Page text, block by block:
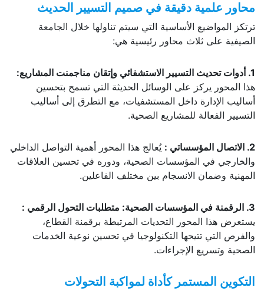
محاور علمية دقيقة في صميم التسيير الحديث
ترتكز المواضيع الأساسية التي سيتم تناولها خلال الجامعة
الصيفية على ثلاث محاور رئيسية هي:
1. أدوات تحديث التسيير الاستشفائي وإتقان مناجمنت المشاريع
:
هذا المحور يركز على الوسائل الحديثة التي تسمح بتحسين
أساليب الإدارة داخل المستشفيات، مع التطرق إلى أساليب
التسيير الفعالة للمشاريع الصحية.
2. الاتصال المؤسساتي : يُعالج هذا المحور أهمية التواصل الداخلي
والخارجي في المؤسسات الصحية، ودوره في تحسين العلاقات
المهنية وضمان الانسجام بين مختلف الفاعلين.
3. الرقمنة في المؤسسات الصحية: متطلبات التحول الرقمي
:
يستعرض هذا المحور التحديات المرتبطة برقمنة القطاع،
والفرص التي تتيحها التكنولوجيا في تحسين نوعية الخدمات
الصحية وتسريع الإجراءات.
التكوين المستمر كأداة لمواكبة التحولات